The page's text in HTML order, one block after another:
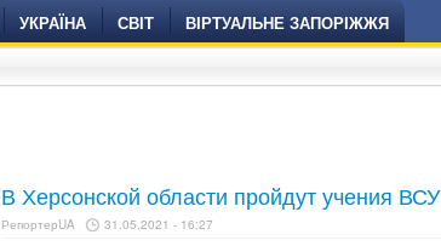
УКРАЇНА СВІТ ВІРТУАЛЬНЕ ЗАПОРІЖЖЯ
В Херсонской области пройдут учения ВСУ
РепортерUA 31.05.2021 - 16:27